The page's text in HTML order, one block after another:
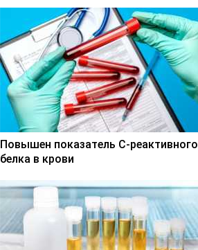
Повышен показатель С-реактивного
белка в крови